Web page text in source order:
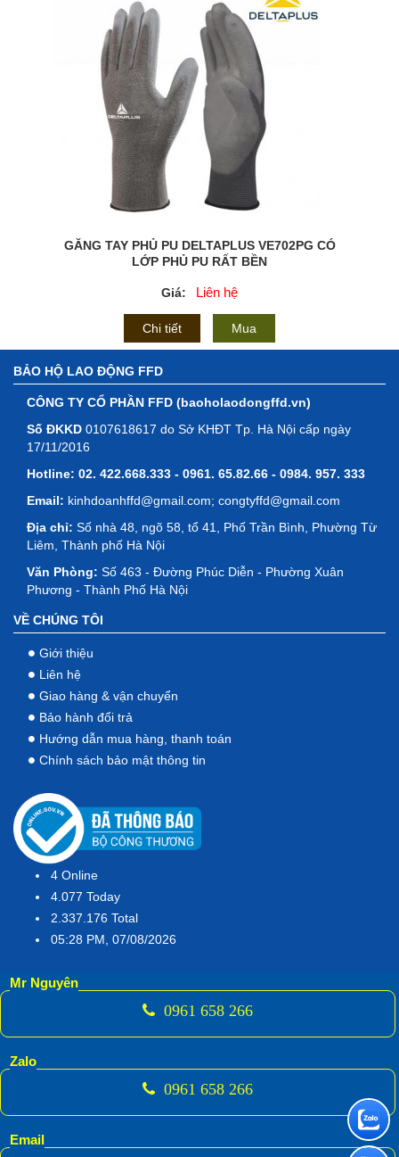
GĂNG TAY PHỦ PU DELTAPLUS VE702PG CÓ
LỚP PHỦ PU RẤT BỀN
Giá: Liên hệ
Chi tiết Mua
BẢO HỘ LAO ĐỘNG FFD
CÔNG TY CỔ PHẦN FFD (baoholaodongffd.vn)
Số ĐKKD 0107618617 do Sở KHĐT Tp. Hà Nội cấp ngày
17/11/2016
Hotline: 02. 422.668.333 - 0961. 65.82.66 - 0984. 957. 333
Email: kinhdoanhffd@gmail.com; congtyffd@gmail.com
Địa chỉ: Số nhà 48, ngõ 58, tổ 41, Phố Trần Bình, Phường Từ
Liêm, Thành phố Hà Nội
Văn Phòng: Số 463 - Đường Phúc Diễn - Phường Xuân
Phương - Thành Phố Hà Nội
VỀ CHÚNG TÔI
Giới thiệu
Liên hệ
Giao hàng & vận chuyển
Bảo hành đổi trả
Hướng dẫn mua hàng, thanh toán
Chính sách bảo mật thông tin
4 Online
4.077 Today
2.337.176 Total
05:28 PM, 07/08/2026
Mr Nguyên
0961 658 266
Zalo
0961 658 266
Email